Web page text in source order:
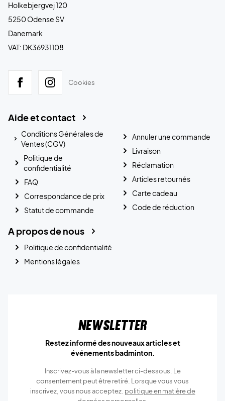
Holkebjergvej 120
5250 Odense SV
Danemark
VAT: DK36931108
Cookies
Aide et contact
Conditions Générales de
Ventes (CGV)
Politique de
confidentialité
FAQ
Correspondance de prix
Statut de commande
Annuler une commande
Livraison
Réclamation
Articles retournés
Carte cadeau
Code de réduction
A propos de nous
Politique de confidentialité
Mentions légales
Newsletter
Restez informé des nouveaux articles et
événements badminton.
Inscrivez-vous à la newsletter ci-dessous. Le
consentement peut être retiré. Lorsque vous vous
inscrivez, vous nous acceptez. politique en matière de